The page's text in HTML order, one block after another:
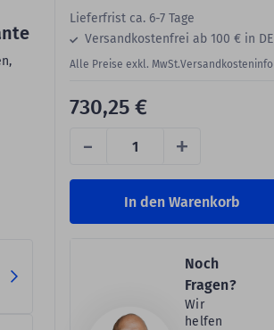
Lieferfrist ca. 6-7 Tage
Versandkostenfrei ab 100 € in DE
Alle Preise exkl. MwSt.Versandkosteninfo
- +
730,25 €
In den Warenkorb
Noch
Fragen?
Wir
helfen